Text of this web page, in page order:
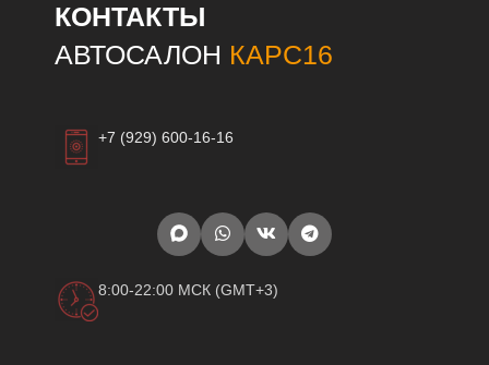
КОНТАКТЫ
АВТОСАЛОН КАРС16
+7 (929) 600-16-16
8:00-22:00 МСК (GMT+3)